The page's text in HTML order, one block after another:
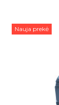
Nauja prekė